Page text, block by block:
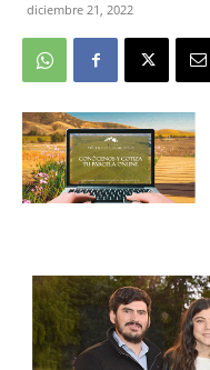
diciembre 21, 2022